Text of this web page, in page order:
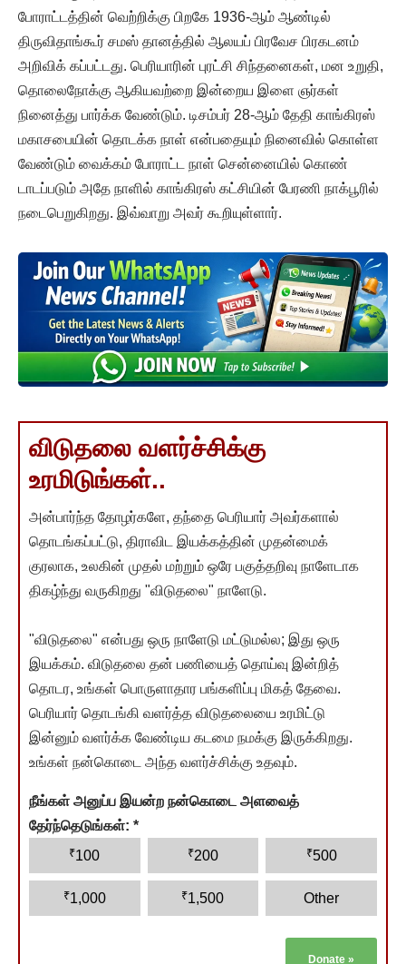
போராட்டத்தின் வெற்றிக்கு பிறகே 1936-ஆம் ஆண்டில்
திருவிதாங்கூர் சமஸ் தானத்தில் ஆலயப் பிரவேச பிரகடனம்
அறிவிக் கப்பட்டது. பெரியாரின் புரட்சி சிந்தனைகள், மன உறுதி,
தொலைநோக்கு ஆகியவற்றை இன்றைய இளை ஞர்கள்
நினைத்து பார்க்க வேண்டும். டிசம்பர் 28-ஆம் தேதி காங்கிரஸ்
மகாசபையின் தொடக்க நாள் என்பதையும் நினைவில் கொள்ள
வேண்டும் வைக்கம் போராட்ட நாள் சென்னையில் கொண்
டாடப்படும் அதே நாளில் காங்கிரஸ் கட்சியின் பேரணி நாக்பூரில்
நடைபெறுகிறது. இவ்வாறு அவர் கூறியுள்ளார்.
விடுதலை வளர்ச்சிக்கு
உரமிடுங்கள்..
அன்பார்ந்த தோழர்களே, தந்தை பெரியார் அவர்களால்
தொடங்கப்பட்டு, திராவிட இயக்கத்தின் முதன்மைக்
குரலாக, உலகின் முதல் மற்றும் ஒரே பகுத்தறிவு நாளேடாக
திகழ்ந்து வருகிறது "விடுதலை" நாளேடு.
"விடுதலை" என்பது ஒரு நாளேடு மட்டுமல்ல; இது ஒரு
இயக்கம். விடுதலை தன் பணியைத் தொய்வு இன்றித்
தொடர, உங்கள் பொருளாதார பங்களிப்பு மிகத் தேவை.
பெரியார் தொடங்கி வளர்த்த விடுதலையை உரமிட்டு
இன்னும் வளர்க்க வேண்டிய கடமை நமக்கு இருக்கிறது.
உங்கள் நன்கொடை அந்த வளர்ச்சிக்கு உதவும்.
நீங்கள் அனுப்ப இயன்ற நன்கொடை அளவைத்
தேர்ந்தெடுங்கள்: *
₹100 ₹200 ₹500
₹1,000 ₹1,500 Other
Donate »